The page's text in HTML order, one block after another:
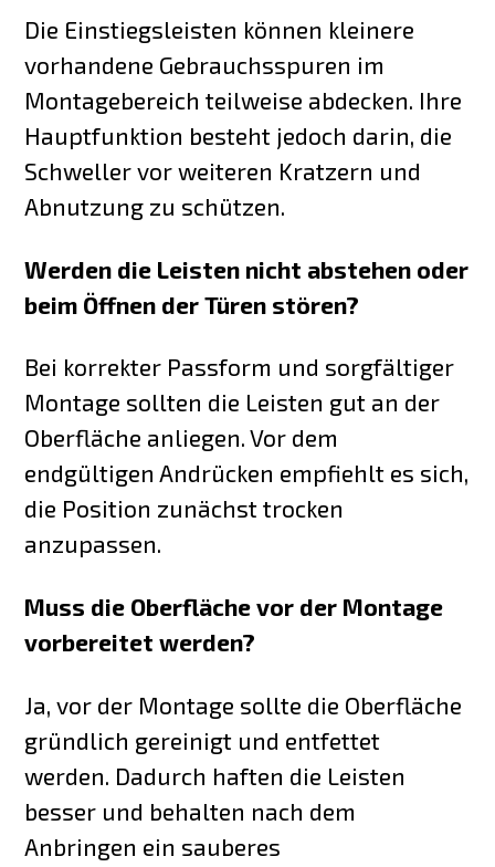
Die Einstiegsleisten können kleinere
vorhandene Gebrauchsspuren im
Montagebereich teilweise abdecken. Ihre
Hauptfunktion besteht jedoch darin, die
Schweller vor weiteren Kratzern und
Abnutzung zu schützen.
Werden die Leisten nicht abstehen oder
beim Öffnen der Türen stören?
Bei korrekter Passform und sorgfältiger
Montage sollten die Leisten gut an der
Oberfläche anliegen. Vor dem
endgültigen Andrücken empfiehlt es sich,
die Position zunächst trocken
anzupassen.
Muss die Oberfläche vor der Montage
vorbereitet werden?
Ja, vor der Montage sollte die Oberfläche
gründlich gereinigt und entfettet
werden. Dadurch haften die Leisten
besser und behalten nach dem
Anbringen ein sauberes